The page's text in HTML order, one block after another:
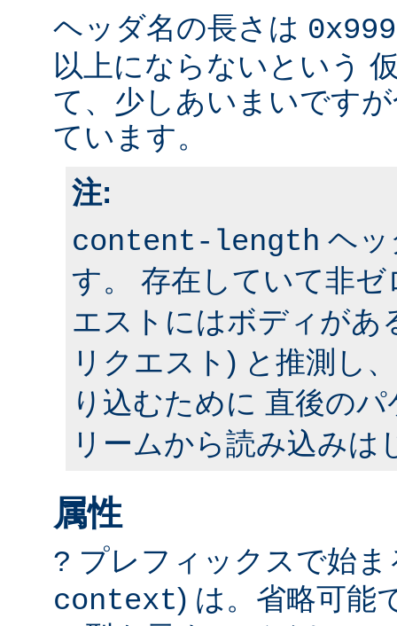
ヘッダ名の長さは
以上にならないという
て、少しあいまいです
ています。
注:
content-length ヘッ
す。 存在していて非
エストにはボディがあ
リクエスト) と推測し
り込むために 直後の
リームから読み込みは
属性
? プレフィックスで始
context) は。省略可能